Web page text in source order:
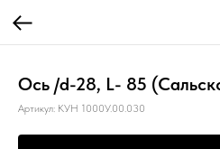
Ось /d-28, L- 85
Артикул: КУН 1000У.00.030